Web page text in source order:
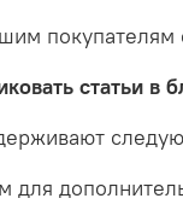
статьи в
для